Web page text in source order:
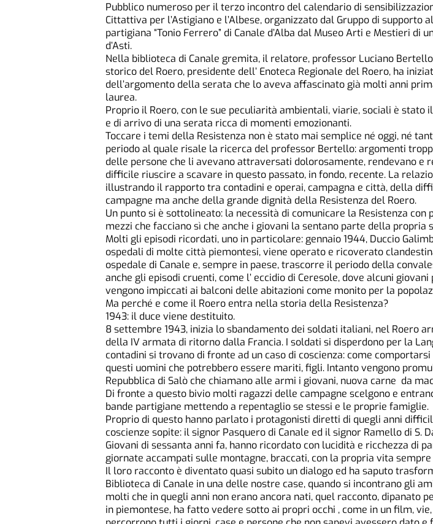
Pubblico numeroso per il terzo incontro del calendario di
Cittattiva per l’Astigiano e l’Albese, organizzato dal Gruppo di supporto
partigiana “Tonio Ferrero” di Canale d’Alba dal Museo Arti e Mestieri di
d’Asti.
Nella biblioteca di Canale gremita, il relatore, professor Luciano
storico del Roero, presidente dell’ Enoteca Regionale del Roero, ha
dell’argomento della serata che lo aveva affascinato già molti anni
laurea.
Proprio il Roero, con le sue peculiarità ambientali, viarie, sociali è stato
e di arrivo di una serata ricca di momenti emozionanti.
Toccare i temi della Resistenza non è stato mai semplice né oggi, né
periodo al quale risale la ricerca del professor Bertello: argomenti
delle persone che li avevano attraversati dolorosamente, rendevano e
difficile riuscire a scavare in questo passato, in fondo, recente. La
illustrando il rapporto tra contadini e operai, campagna e città, della
campagne ma anche della grande dignità della Resistenza del Roero.
Un punto si è sottolineato: la necessità di comunicare la Resistenza con
mezzi che facciano sì che anche i giovani la sentano parte della propria
Molti gli episodi ricordati, uno in particolare: gennaio 1944, Duccio
ospedali di molte città piemontesi, viene operato e ricoverato
ospedale di Canale e, sempre in paese, trascorre il periodo della
anche gli episodi cruenti, come l’ eccidio di Ceresole, dove alcuni
vengono impiccati ai balconi delle abitazioni come monito per la
Ma perché e come il Roero entra nella storia della Resistenza?
1943: il duce viene destituito.
8 settembre 1943, inizia lo sbandamento dei soldati italiani, nel Roero
della IV armata di ritorno dalla Francia. I soldati si disperdono per la
contadini si trovano di fronte ad un caso di coscienza: come
questi uomini che potrebbero essere mariti, figli. Intanto vengono
Repubblica di Salò che chiamano alle armi i giovani, nuova carne da
Di fronte a questo bivio molti ragazzi delle campagne scelgono e
bande partigiane mettendo a repentaglio se stessi e le proprie famiglie.
Proprio di questo hanno parlato i protagonisti diretti di quegli anni
coscienze sopite: il signor Pasquero di Canale ed il signor Ramello di S.
Giovani di sessanta anni fa, hanno ricordato con lucidità e ricchezza di
giornate accampati sulle montagne, braccati, con la propria vita sempre
Il loro racconto è diventato quasi subito un dialogo ed ha saputo
Biblioteca di Canale in una delle nostre case, quando si incontrano gli
molti che in quegli anni non erano ancora nati, quel racconto, dipanato
in piemontese, ha fatto vedere sotto ai propri occhi , come in un film,